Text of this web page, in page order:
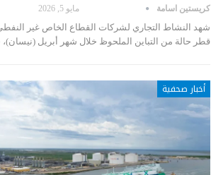
كريستين اسامة مايو 5, 2026
شهد النشاط التجاري لشركات القطاع الخاص غير
قطر حالة من التباين الملحوظ خلال شهر أبريل
أخبار صحفية